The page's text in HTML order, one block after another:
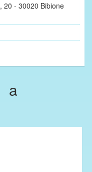
20 - 30020 Bibione
a